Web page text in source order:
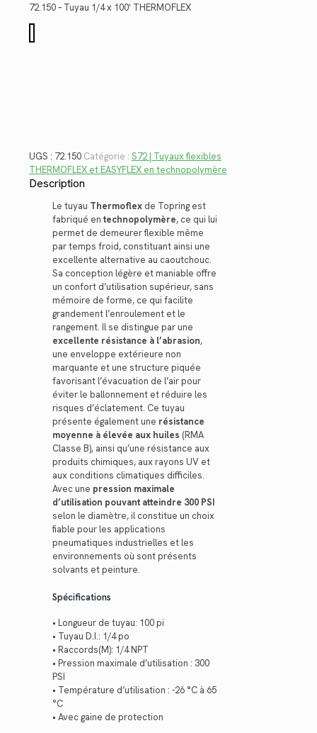
était : est :
72.150 – Tuyau 1/4 x 100′ THERMOFLEX
de
UGS : 72.150 Catégorie : S72 | Tuyaux flexibles
THERMOFLEX et EASYFLEX en technopolymère
Description
Le tuyau Thermoflex de Topring est
fabriqué entechnopolymère, ce qui lui
permet de demeurer flexible même
par temps froid, constituant ainsi une
excellente alternative au caoutchouc.
Sa conception légère et maniable offre
un confort d’utilisation supérieur, sans
mémoire de forme, ce qui facilite
grandement l’enroulement et le
rangement. Il se distingue par une
excellente résistance à l’abrasion,
une enveloppe extérieure non
marquante et une structure piquée
favorisant l’évacuation de l’air pour
éviter le ballonnement et réduire les
risques d’éclatement. Ce tuyau
présente également une résistance
moyenne à élevée aux huiles (RMA
Classe B), ainsi qu’une résistance aux
produits chimiques, aux rayons UV et
aux conditions climatiques difficiles.
Avec une pression maximale
d’utilisation pouvant atteindre 300 PSI
selon le diamètre, il constitue un choix
fiable pour les applications
pneumatiques industrielles et les
environnements où sont présents
solvants et peinture.
Spécifications
• Longueur de tuyau: 100 pi
• Tuyau D.I.: 1/4 po
• Raccords(M): 1/4 NPT
• Pression maximale d’utilisation : 300
PSI
• Température d’utilisation : -26 °C à 65
°C
• Avec gaine de protection